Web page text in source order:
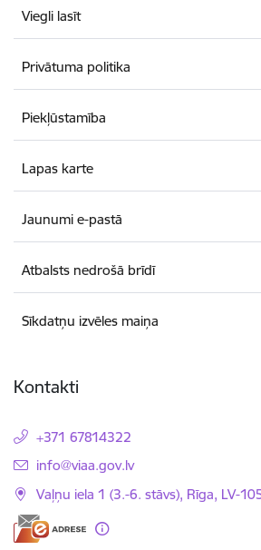
Viegli lasīt
Privātuma politika
Piekļūstamība
Lapas karte
Jaunumi e-pastā
Atbalsts nedrošā brīdī
Sīkdatņu izvēles maiņa
Kontakti
+371 67814322
E-pasts:
info@viaa.gov.lv
Vaļņu iela 1 (3.-6. stāvs), Rīga, LV-